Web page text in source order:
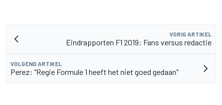
VORIG ARTIKEL
Eindrapporten F1 2019: Fans versus redactie
VOLGEND ARTIKEL
Perez: "Regie Formule 1 heeft het niet goed gedaan"